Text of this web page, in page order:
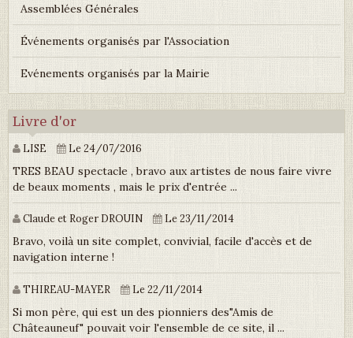
Assemblées Générales
Événements organisés par l'Association
Evénements organisés par la Mairie
Livre d'or
LISE Le 24/07/2016
TRES BEAU spectacle , bravo aux artistes de nous faire vivre
de beaux moments , mais le prix d'entrée ...
Claude et Roger DROUIN Le 23/11/2014
Bravo, voilà un site complet, convivial, facile d'accès et de
navigation interne !
THIREAU-MAYER Le 22/11/2014
Si mon père, qui est un des pionniers des"Amis de
Châteauneuf" pouvait voir l'ensemble de ce site, il ...